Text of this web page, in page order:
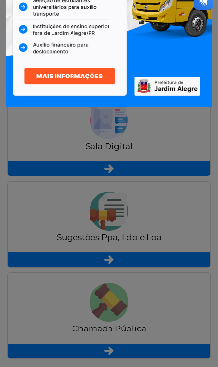
Restituição de Contribuintes
Sala Digital
Sugestões Ppa, Ldo e Loa
Chamada Pública